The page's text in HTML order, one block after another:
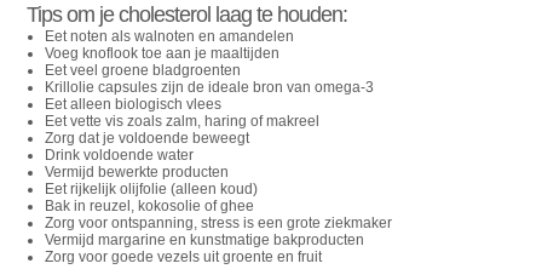
Tips om je cholesterol laag te houden:
Eet noten als walnoten en amandelen
Voeg knoflook toe aan je maaltijden
Eet veel groene bladgroenten
Krillolie capsules zijn de ideale bron van omega-3
Eet alleen biologisch vlees
Eet vette vis zoals zalm, haring of makreel
Zorg dat je voldoende beweegt
Drink voldoende water
Vermijd bewerkte producten
Eet rijkelijk olijfolie (alleen koud)
Bak in reuzel, kokosolie of ghee
Zorg voor ontspanning, stress is een grote ziekmaker
Vermijd margarine en kunstmatige bakproducten
Zorg voor goede vezels uit groente en fruit